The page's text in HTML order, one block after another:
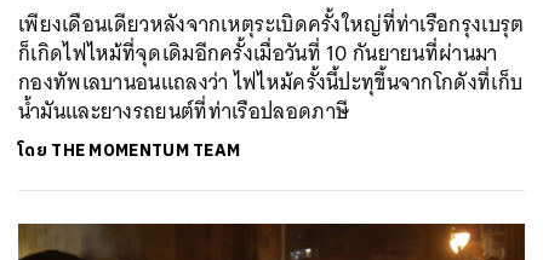
เพียงเดือนเดียวหลังจากเหตุระเบิดครั้งใหญ่ที่ท่าเรือกรุงเบรุต
ก็เกิดไฟไหม้ที่จุดเดิมอีกครั้งเมื่อวันที่ 10 กันยายนที่ผ่านมา
กองทัพเลบานอนแถลงว่า ไฟไหม้ครั้งนี้ปะทุขึ้นจากโกดังที่เก็บ
น้ำมันและยางรถยนต์ที่ท่าเรือปลอดภาษี
โดย THE MOMENTUM TEAM